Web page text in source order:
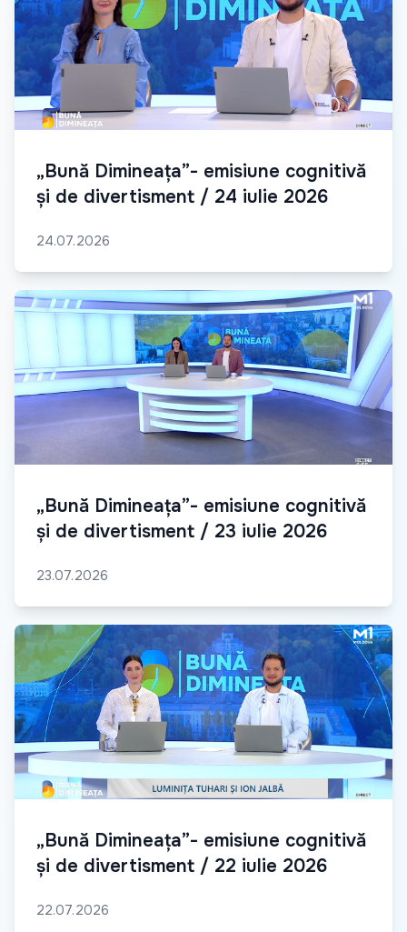
„Bună Dimineața”- emisiune cognitivă
și de divertisment / 24 iulie 2026
24.07.2026
„Bună Dimineața”- emisiune cognitivă
și de divertisment / 23 iulie 2026
23.07.2026
„Bună Dimineața”- emisiune cognitivă
și de divertisment / 22 iulie 2026
22.07.2026